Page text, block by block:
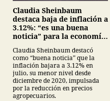
Claudia Sheinbaum
destaca baja de inflación a
3.12%: “es una buena
noticia” para la economía
Claudia Sheinbaum destacó
como “buena noticia” que la
inflación bajara a 3.12% en
julio, su menor nivel desde
diciembre de 2020, impulsada
por la reducción en precios
agropecuarios.